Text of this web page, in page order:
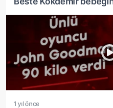
1 yıl önce